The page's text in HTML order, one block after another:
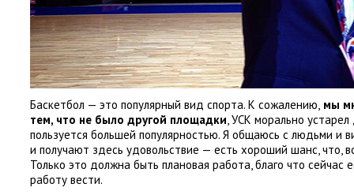
Баскетбол — это популярный вид спорта. К сожалению, мы
тем, что не было другой площадки, УСК морально устарел
пользуется большей популярностью. Я общаюсь с людьми и
и получают здесь удовольствие — есть хороший шанс, что,
Только это должна быть плановая работа, благо что сейчас
работу вести.